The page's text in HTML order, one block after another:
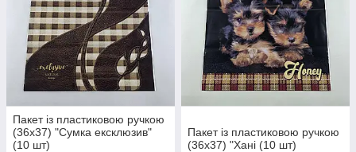
Пакет із пластиковою ручкою
(36х37) "Сумка ексклюзив"
(10 шт)
Пакет із пластиковою ручкою
(36х37) "Хані (10 шт)